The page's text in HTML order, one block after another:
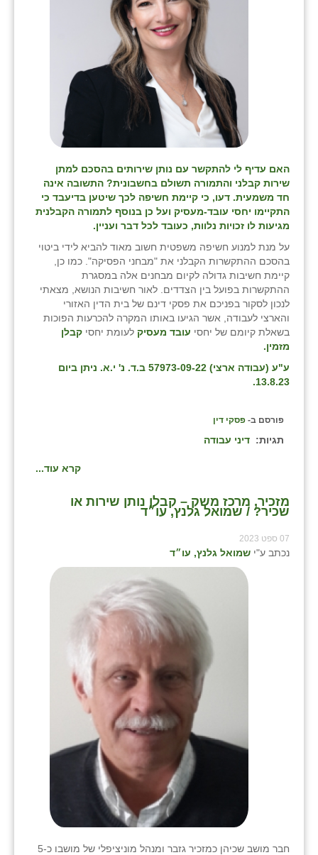
האם עדיף לי להתקשר עם נותן שירותים בהסכם למתן
שירות קבלני והתמורה תשולם בחשבונית? התשובה אינה
חד משמעית. דעו, כי קיימת חשיפה לכך שיטען בדיעבד כי
התקיימו יחסי עובד-מעסיק ועל כן בנוסף לתמורה הקבלנית
מגיעות לו זכויות נלוות, כעובד לכל דבר ועניין.
על מנת למנוע חשיפה משפטית חשוב מאוד להביא לידי ביטוי
בהסכם ההתקשרות הקבלני את "מבחני הפסיקה". כמו כן,
קיימת חשיבות גדולה לקיום מבחנים אלה במסגרת
ההתקשרות בפועל בין הצדדים. לאור חשיבות הנושא, מצאתי
לנכון לסקור בפניכם את פסקי דינם של בית הדין האזורי
והארצי לעבודה, אשר הגיעו באותו המקרה להכרעות הפוכות
בשאלת קיומם של יחסי עובד מעסיק לעומת יחסי קבלן
מזמין.
ע"ע (עבודה ארצי) 57973-09-22 ב.ד. נ' י.א. ניתן ביום
13.8.23.
פורסם ב- פסקי דין
תגיות: דיני עבודה
קרא עוד...
מזכיר, מרכז משק – קבלן נותן שירות או
שכיר? / שמואל גלנץ, עו״ד
07 ספט 2023
נכתב ע"י שמואל גלנץ, עו״ד
חבר מושב שכיהן כמזכיר גזבר ומנהל מוניציפלי של מושבו כ-5
כפר סבא (אגרא)
מישר
מכורה
מנחמיה
נאות הכיכר
נווה אטי״ב
נהריה (אג״ש)
ניר צבי
עין חצבה
עמרים
רועי
רימונים